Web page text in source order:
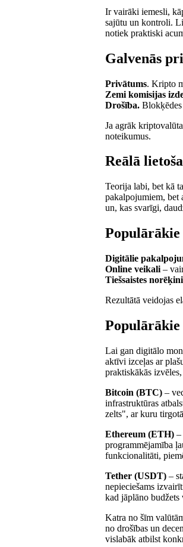
Ir vairāki iemesli,
sajūtu un kontroli.
notiek praktiski
Galvenās
Privātums. Kripto
Zemi komisijas
Drošība.
Ja agrāk
noteikumus.
Reālā
Teorija labi, bet kā
pakalpojumiem, bet
un, kas svarīgi,
Digitālie
Online veikali –
Tiešsaistes
Rezultātā veidojas
Lai gan digitālo
aktīvi izceļas ar
praktiskākās
Bitcoin (BTC) –
infrastruktūras
zelts", ar kuru
Ethereum (ETH) –
programmējamība
funkcionalitāti,
Tether (USDT) –
nepieciešams
kad jāplāno budžets
Katra no šīm
no drošības un
vislabāk atbilst